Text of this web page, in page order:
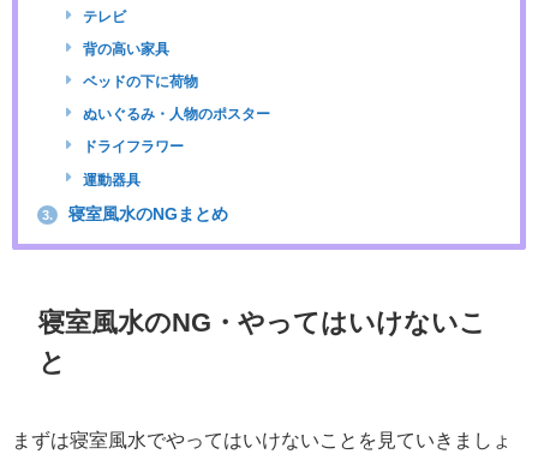
テレビ
背の高い家具
ベッドの下に荷物
ぬいぐるみ・人物のポスター
ドライフラワー
運動器具
3. 寝室風水のNGまとめ
寝室風水のNG・やってはいけないこ
と
まずは寝室風水でやってはいけないことを見ていきましょ